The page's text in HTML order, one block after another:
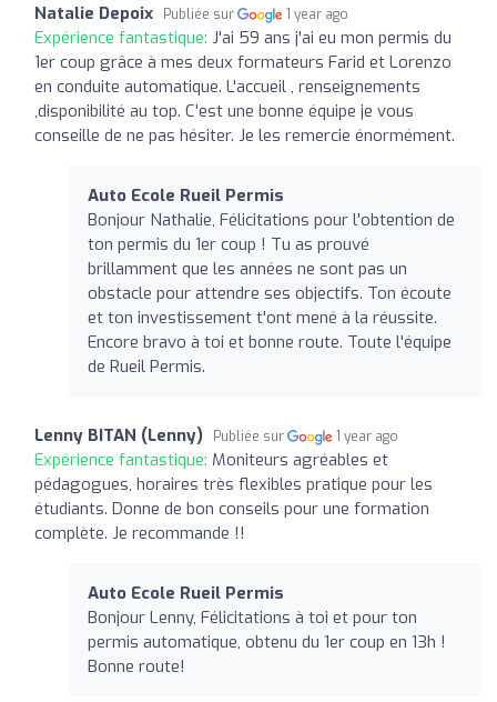
Natalie Depoix Publiée sur 1 year ago
Expérience fantastique: J'ai 59 ans j'ai eu mon permis du
1er coup grâce à mes deux formateurs Farid et Lorenzo
en conduite automatique. L'accueil , renseignements
,disponibilité au top. C'est une bonne équipe je vous
conseille de ne pas hésiter. Je les remercie énormément.
Auto Ecole Rueil Permis
Bonjour Nathalie, Félicitations pour l'obtention de
ton permis du 1er coup ! Tu as prouvé
brillamment que les années ne sont pas un
obstacle pour attendre ses objectifs. Ton écoute
et ton investissement t'ont mené à la réussite.
Encore bravo à toi et bonne route. Toute l'équipe
de Rueil Permis.
Lenny BITAN (Lenny) Publiée sur 1 year ago
Expérience fantastique: Moniteurs agréables et
pédagogues, horaires très flexibles pratique pour les
étudiants. Donne de bon conseils pour une formation
complète. Je recommande !!
Auto Ecole Rueil Permis
Bonjour Lenny, Félicitations à toi et pour ton
permis automatique, obtenu du 1er coup en 13h !
Bonne route!